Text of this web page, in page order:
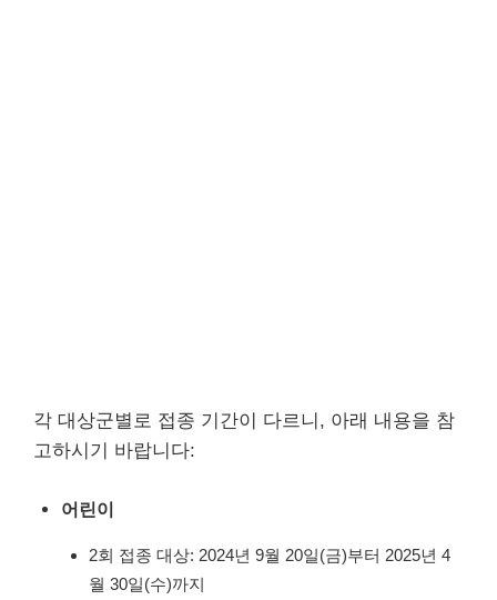
각 대상군별로 접종 기간이 다르니, 아래 내용을 참
고하시기 바랍니다:
어린이
2회 접종 대상: 2024년 9월 20일(금)부터 2025년 4
월 30일(수)까지